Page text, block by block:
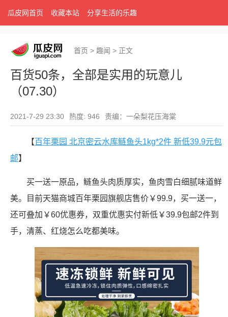
瓜皮网首页 收藏本站 分享生活的乐趣
首页 > 趣闻 > 正文
百货50条，全部是实用的玩意儿
（07.30）
2021-7-29 23:30 热度: 946 责编：一朵梨花压海棠
【百年栗园 北京密云水库鲢鱼头1kg*2件 新低39.9元包
邮】
买一送一原品，鲢鱼头肉质厚实，鱼肉雪白细腻味道鲜
美。目前天猫商城百年栗园旗舰店售价￥99.9，买一送一，
还可叠加￥60优惠券，双重优惠实付新低￥39.9包邮2件到
手，清蒸、红烧怎么吃都美味。